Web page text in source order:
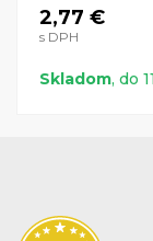
2,77 €
s DPH
Skladom, do